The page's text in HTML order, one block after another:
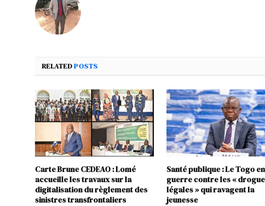
RELATEDPOSTS
Carte Brune CEDEAO : Lomé
accueille les travaux sur la
digitalisation du règlement des
sinistres transfrontaliers
Santé publique : Le Togo en
guerre contre les «
légales » qui ravagent la
jeunesse